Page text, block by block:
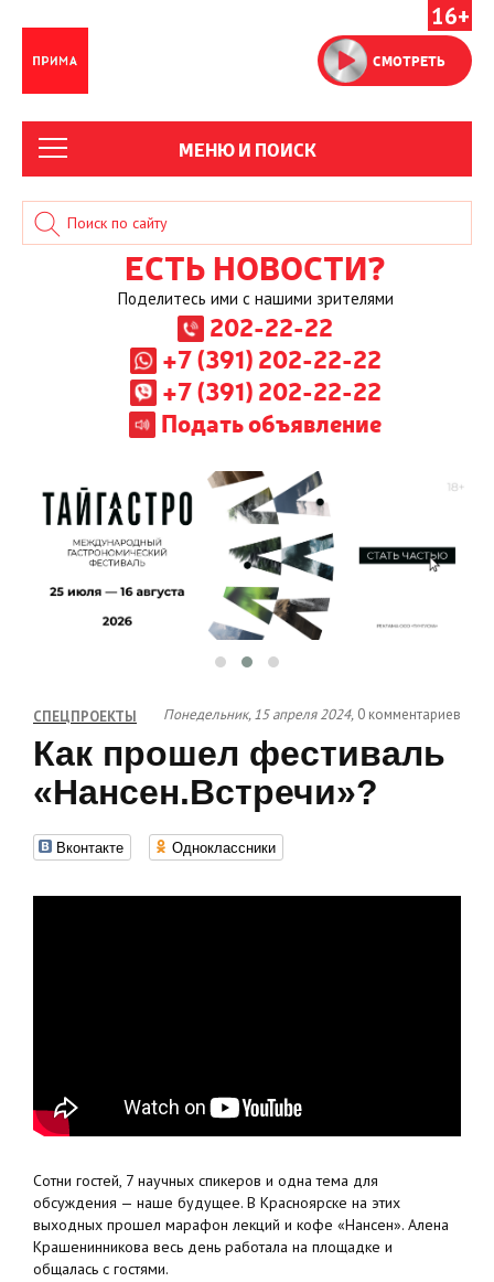
16+
СМОТРЕТЬ
МЕНЮ И ПОИСК
ЕСТЬ НОВОСТИ?
Поделитесь ими с нашими зрителями
202-22-22
+7 (391) 202-22-22
+7 (391) 202-22-22
Подать объявление
СПЕЦПРОЕКТЫ Понедельник, 15 апреля 2024, 0 комментариев
Как прошел фестиваль
«Нансен.Встречи»?
Вконтакте Одноклассники
Сотни гостей, 7 научных спикеров и одна тема для
обсуждения — наше будущее. В Красноярске на этих
выходных прошел марафон лекций и кофе «Нансен». Алена
Крашенинникова весь день работала на площадке и
общалась с гостями.